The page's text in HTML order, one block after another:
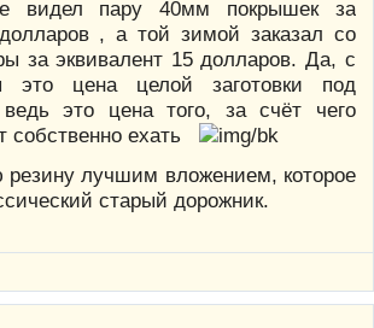
видел пару 40мм покрышек за
, а той зимой заказал со
за эквивалент 15 долларов. Да, с
это цена целой заготовки под
это цена того, за счёт чего
собственно ехать
лучшим вложением, которое
старый дорожник.